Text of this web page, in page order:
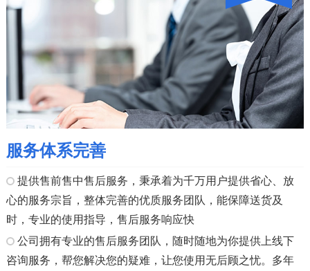
服务体系完善
提供售前售中售后服务，秉承着为千万用户提供省心、放
心的服务宗旨，整体完善的优质服务团队，能保障送货及
时，专业的使用指导，售后服务响应快
公司拥有专业的售后服务团队，随时随地为你提供上线下
咨询服务，帮您解决您的疑难，让您使用无后顾之忧。多年